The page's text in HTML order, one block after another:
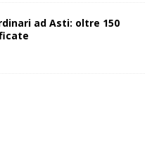
ad Asti: oltre 150